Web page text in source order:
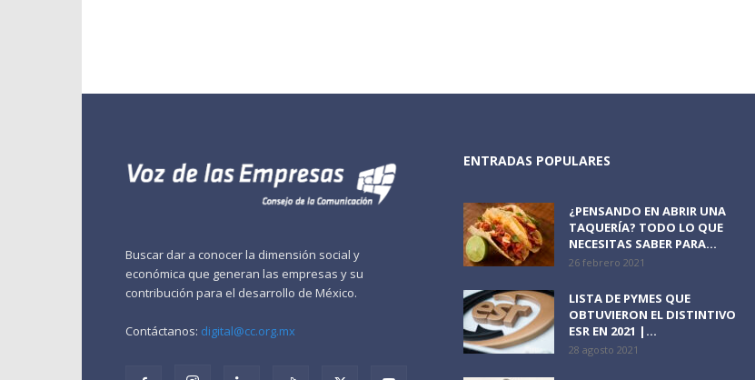
Buscar dar a conocer la dimensión social y
económica que generan las empresas y su
contribución para el desarrollo de México.
Contáctanos: digital@cc.org.mx
ENTRADAS POPULARES
¿PENSANDO EN ABRIR UNA
TAQUERÍA? TODO LO QUE
NECESITAS SABER PARA...
26 febrero 2021
LISTA DE PYMES QUE
OBTUVIERON EL DISTINTIVO
ESR EN 2021 |...
28 agosto 2021